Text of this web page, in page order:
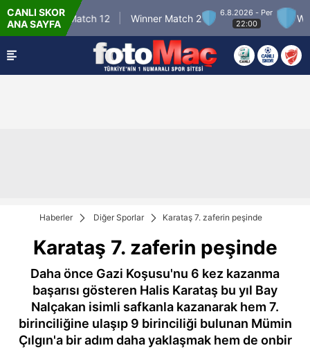
CANLI SKOR
ANA SAYFA
Winner Match 12 Winner Match 2
6.8.2026 - Per
22:00
Haberler Diğer Sporlar Karataş 7. zaferin peşinde
Karataş 7. zaferin peşinde
Daha önce Gazi Koşusu'nu 6 kez kazanma
başarısı gösteren Halis Karataş bu yıl Bay
Nalçakan isimli safkanla kazanarak hem 7.
birinciliğine ulaşıp 9 birinciliği bulunan Mümin
Çılgın'a bir adım daha yaklaşmak hem de onbir